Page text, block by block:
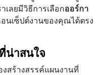
เลยมีวิธีการเลือกออร์กา
นเซ็ปต์งานของคุณได้ตรง
น่าสนใจ
สร้างสรรค์แผนงานที่